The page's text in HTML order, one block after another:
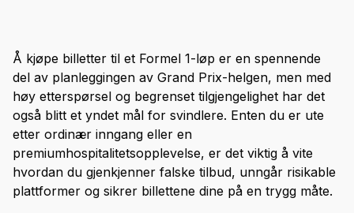
Å kjøpe billetter til et Formel 1-løp er en spennende
del av planleggingen av Grand Prix-helgen, men med
høy etterspørsel og begrenset tilgjengelighet har det
også blitt et yndet mål for svindlere. Enten du er ute
etter ordinær inngang eller en
premiumhospitalitetsopplevelse, er det viktig å vite
hvordan du gjenkjenner falske tilbud, unngår risikable
plattformer og sikrer billettene dine på en trygg måte.